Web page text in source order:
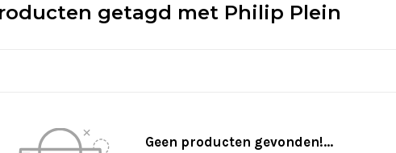
getagd met Philip Plein
Geen producten gevonden!...